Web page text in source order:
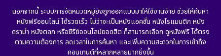
Drama ดราม่า (882)
Dystopian (17)
นอกจากนี้ ระบบการจัดหมวดหมู่ยังถูกออกแบบมาให้ใช้งานง่าย ช่วยให้ค้นหา
หนังฟรีออนไลน์ ได้รวดเร็ว ไม่ว่าจะเป็นหนังแอคชั่น หนังโรแมนติก หนัง
ดราม่า หนังตลก หรือซีรีย์ออนไลน์ยอดฮิต ก็สามารถเลือก ดูหนังฟรี ได้ตรง
ตามความต้องการ ลดเวลาในการค้นหา และเพิ่มความสะดวกในการเข้าถึง
คอนเทนต์ที่หลากหลายมากยิ่งขึ้น